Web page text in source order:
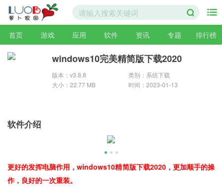
首页 游戏 应用 软件 资讯 专题 排行榜
windows10完美精简版下载2020
版本：v3.8.8
类别：系统下载
大小：22.77 MB
时间：2023-01-13
软件介绍
更好的发挥电脑作用，windows10精简版下载2020，更加顺手的操
作，良好的一次重装。